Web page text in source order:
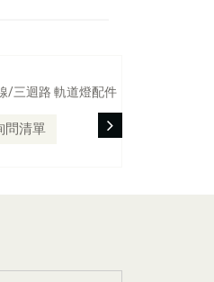
/三迴路 軌道燈配件
問清單